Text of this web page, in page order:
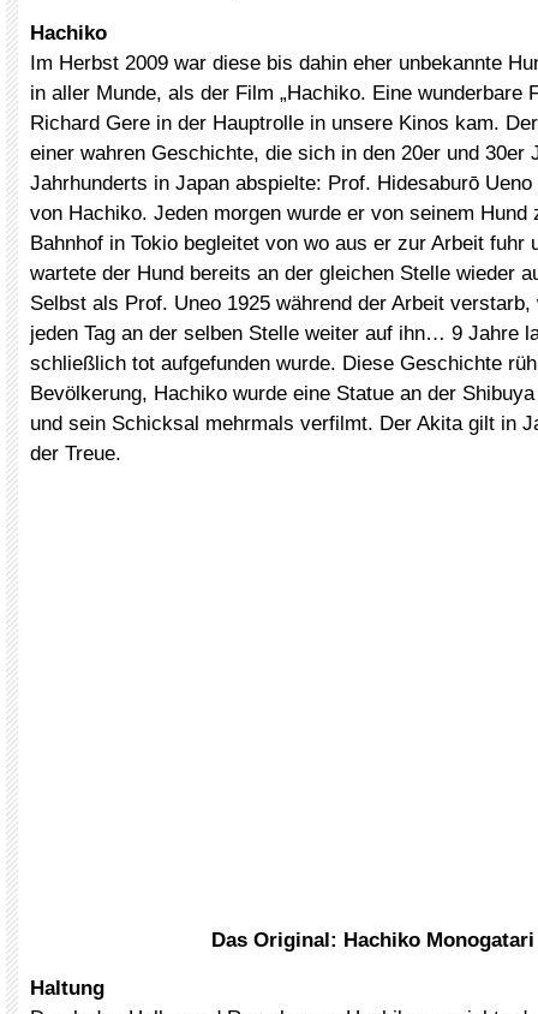
Hachiko
Im Herbst 2009 war diese bis dahin eher unbekannte
in aller Munde, als der Film „Hachiko. Eine wunderbare
Richard Gere in der Hauptrolle in unsere Kinos kam.
einer wahren Geschichte, die sich in den 20er und 30er
Jahrhunderts in Japan abspielte: Prof. Hidesaburō
von Hachiko. Jeden morgen wurde er von seinem Hund
Bahnhof in Tokio begleitet von wo aus er zur Arbeit fuhr
wartete der Hund bereits an der gleichen Stelle wieder
Selbst als Prof. Uneo 1925 während der Arbeit
jeden Tag an der selben Stelle weiter auf ihn… 9 Jahre
schließlich tot aufgefunden wurde. Diese Geschichte
Bevölkerung, Hachiko wurde eine Statue an der
und sein Schicksal mehrmals verfilmt. Der Akita gilt in
der Treue.
Das Original: Hachiko Monogatari
Haltung